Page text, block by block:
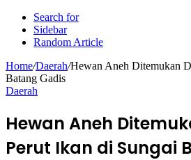
Search for
Sidebar
Random Article
Home/Daerah/Hewan Aneh Ditemukan
Batang Gadis
Daerah
Hewan Aneh
Perut Ikan di Sungai